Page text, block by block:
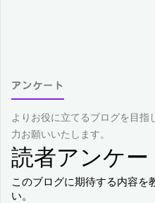
アンケート
よりお役に立てるブログを目
力お願いいたします。